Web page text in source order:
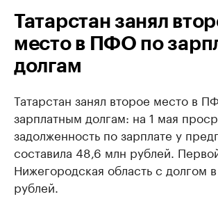
Татарстан занял
место в ПФО по
долгам
Татарстан занял второе место в
зарплатным долгам: на 1 мая
задолженность по зарплате у
составила 48,6 млн рублей.
Нижегородская область с долгом
рублей.